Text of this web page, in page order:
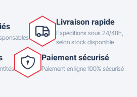
Livraison rapide
Expéditions sous 24/48h,
selon stock disponible
Paiement sécurisé
Paiement en ligne 100% sécurisé